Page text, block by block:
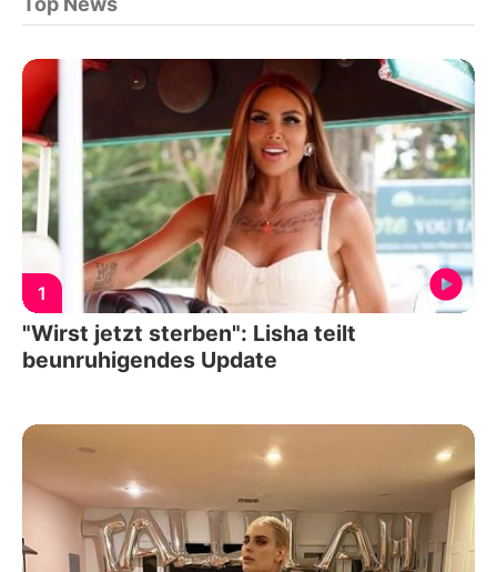
1
"Wirst jetzt sterben": Lisha teilt
beunruhigendes Update